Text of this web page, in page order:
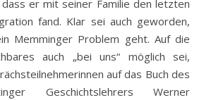
er mit seiner Familie den letzten
fand. Klar sei auch geworden,
Memminger Problem geht. Auf die
auch „bei uns“ möglich sei,
auf das Buch des
Geschichtslehrers Werner